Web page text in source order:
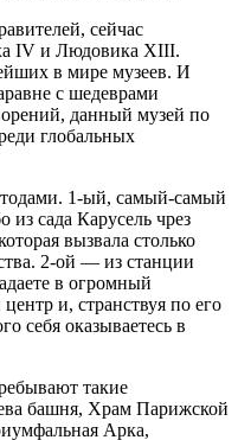
сейчас
IV и Людовика XIII.
в мире музеев. И
с шедеврами
данный музей по
глобальных
1-ый, самый-самый
сада Карусель чрез
вызвала столько
2-ой — из станции
в огромный
и, странствуя по его
себя оказываетесь в
такие
башня, Храм Парижской
Арка,